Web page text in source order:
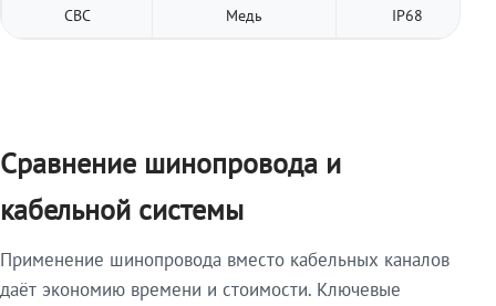
СВС Медь IP68
Сравнение шинопровода и
кабельной системы
Применение шинопровода вместо кабельных каналов
даёт экономию времени и стоимости. Ключевые